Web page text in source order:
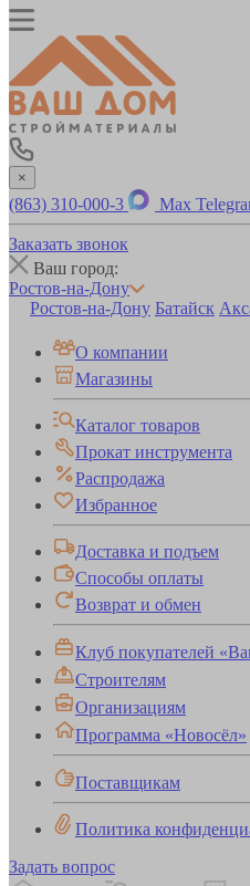
×
(863) 310-000-3 Max
Заказать звонок
Ваш город:
Ростов-на-Дону
Ростов-на-Дону Батайск
О компании
Магазины
Каталог товаров
Прокат инструмента
Распродажа
Избранное
Доставка и подъем
Способы оплаты
Возврат и обмен
Клуб покупателей
Строителям
Организациям
Программа «Новосёл»
Поставщикам
Политика
Задать вопрос